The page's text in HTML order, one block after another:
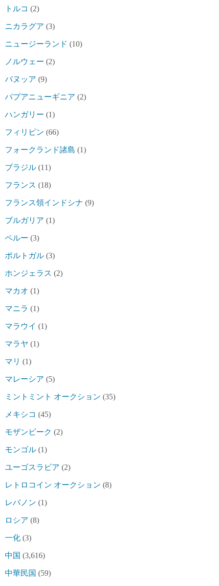
トルコ (2)
ニカラグア (3)
ニュージーランド (10)
ノルウェー (2)
バヌッア (9)
パプアニューギニア (2)
ハンガリー (1)
フィリピン (66)
フォークランド諸島 (1)
ブラジル (11)
フランス (18)
フランス領インドシナ (9)
ブルガリア (1)
ペルー (3)
ポルトガル (3)
ホンジェラス (2)
マカオ (1)
マニラ (1)
マラウイ (1)
マラヤ (1)
マリ (1)
マレーシア (5)
ミントミント オークション (35)
メキシコ (45)
モザンビーク (2)
モンゴル (1)
ユーゴスラビア (2)
レトロコイン オークション (8)
レバノン (1)
ロシア (8)
一化 (3)
中国 (3,616)
中華民国 (59)